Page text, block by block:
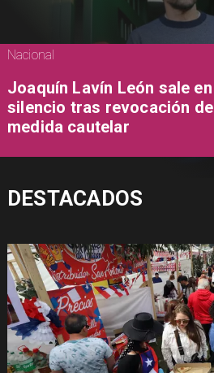
Nacional
Joaquín Lavín León sale en
silencio tras revocación de
medida cautelar
DESTACADOS